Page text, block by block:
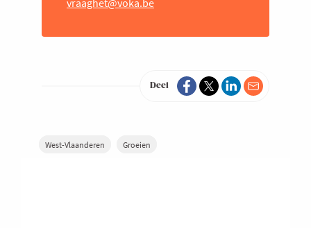
vraaghet@voka.be
Deel
West-Vlaanderen Groeien